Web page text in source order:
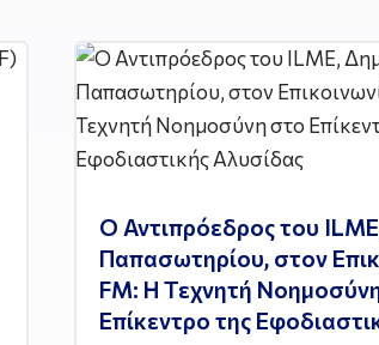
Ο Αντιπρόεδρος του
Παπασωτηρίου, στον
FM: Η Τεχνητή
Επίκεντρο της